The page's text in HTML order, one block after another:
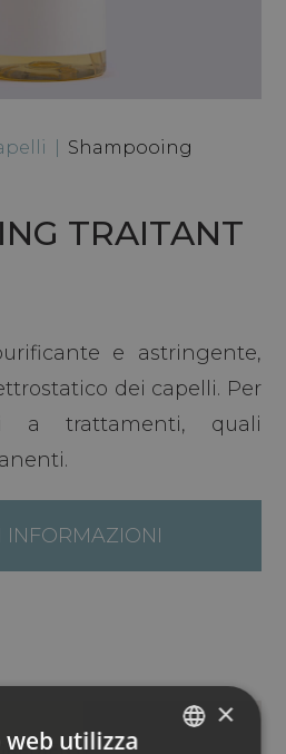
Shampooing
TRAITANT
e astringente,
dei capelli. Per
a trattamenti, quali
INFORMAZIONI
×
utilizza